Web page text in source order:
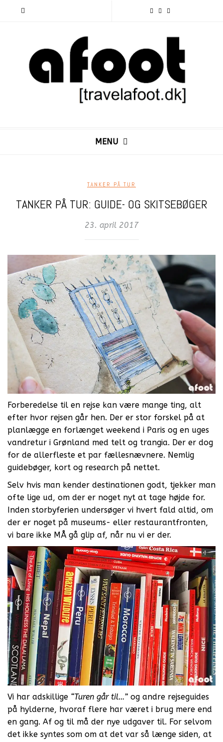
MENU
TANKER PÅ TUR
TANKER PÅ TUR: GUIDE- OG SKITSEBØGER
23. april 2017
Forberedelse til en rejse kan være mange ting, alt
efter hvor rejsen går hen. Der er stor forskel på at
planlægge en forlænget weekend i Paris og en uges
vandretur i Grønland med telt og trangia. Der er dog
for de allerfleste et par fællesnævnere. Nemlig
guidebøger, kort og research på nettet.
Selv hvis man kender destinationen godt, tjekker man
ofte lige ud, om der er noget nyt at tage højde for.
Inden storbyferien undersøger vi hvert fald altid, om
der er noget på museums- eller restaurantfronten,
vi bare ikke MÅ gå glip af, når nu vi er der.
Vi har adskillige “Turen går til…” og andre rejseguides
på hylderne, hvoraf flere har været i brug mere end
en gang. Af og til må der nye udgaver til. For selvom
det ikke syntes som om at det var så længe siden, at